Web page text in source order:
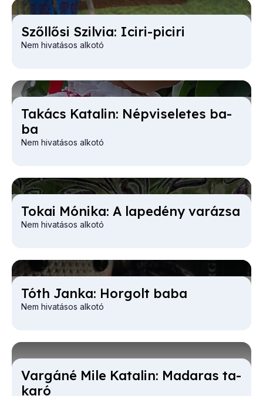
Szőll­ősi Szil­via: Ici­ri-pi­ci­ri
Nem hivatásos alkotó
Ta­kács Ka­ta­lin: Nép­vi­se­le­tes ba­
ba
Nem hivatásos alkotó
To­kai Mó­ni­ka: A lap­edény va­rá­zsa
Nem hivatásos alkotó
Tóth Jan­ka: Hor­golt ba­ba
Nem hivatásos alkotó
Var­gá­né Mi­le Ka­ta­lin: Ma­da­ras ta­
ka­ró